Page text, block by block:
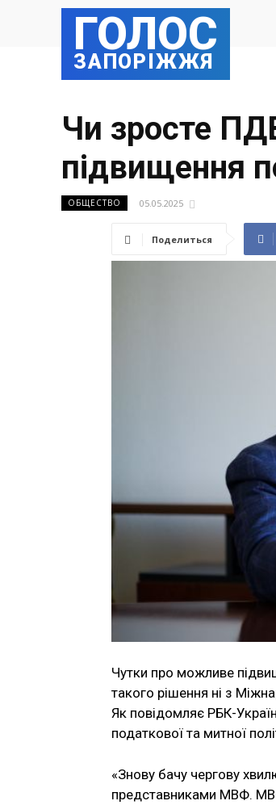
ГОЛОС
ЗАПОРІЖЖЯ
Чи зросте
підвищення
ОБЩЕСТВО 05.05.2025
Поделиться
Чутки про можливе
такого рішення ні з
Як повідомляє РБК-
податкової та митної
«Знову бачу чергову
представниками МВФ.